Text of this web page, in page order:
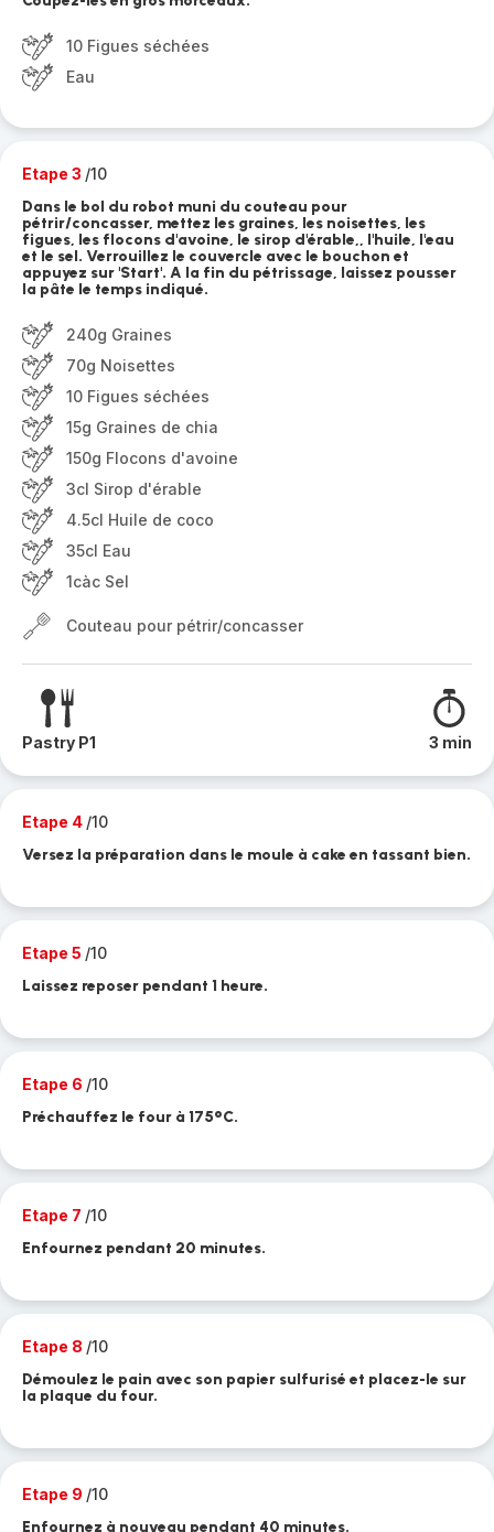
10 Figues séchées
Eau
Etape 3 /10
Dans le bol du robot muni du couteau pour
pétrir/concasser, mettez les graines, les noisettes, les
figues, les flocons d'avoine, le sirop d'érable,, l'huile, l'eau
et le sel. Verrouillez le couvercle avec le bouchon et
appuyez sur 'Start'. A la fin du pétrissage, laissez pousser
la pâte le temps indiqué.
240g Graines
70g Noisettes
10 Figues séchées
15g Graines de chia
150g Flocons d'avoine
3cl Sirop d'érable
4.5cl Huile de coco
35cl Eau
1càc Sel
Couteau pour pétrir/concasser
Pastry P1 3 min
Etape 4 /10
Versez la préparation dans le moule à cake en tassant bien.
Etape 5 /10
Laissez reposer pendant 1 heure.
Etape 6 /10
Préchauffez le four à 175°C.
Etape 7 /10
Enfournez pendant 20 minutes.
Etape 8 /10
Démoulez le pain avec son papier sulfurisé et placez-le sur
la plaque du four.
Etape 9 /10
Enfournez à nouveau pendant 40 minutes.